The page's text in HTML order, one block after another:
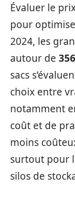
Évaluer le
pour
2024, les
autour de
sacs
choix entre
notamment
coût et de
moins
surtout pour
silos de